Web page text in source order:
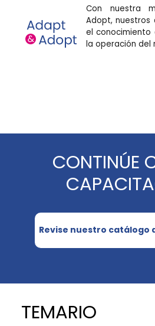
Con nuestra
Adopt, nuestros
el conocimiento
la operación del
CONTINÚE
Revise nuestro catálogo
TEMARIO